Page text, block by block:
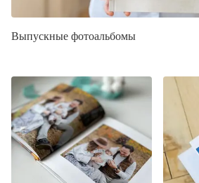
Выпускные фотоальбомы